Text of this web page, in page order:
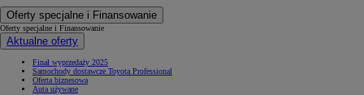
Oferty specjalne i Finansowanie
Oferty specjalne i Finansowanie
Aktualne oferty
Finał wyprzedaży 2025
Samochody dostawcze Toyota Professional
Oferta biznesowa
Auta używane